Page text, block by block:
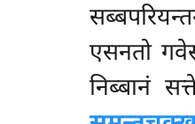
एसनतो
निब्बानं